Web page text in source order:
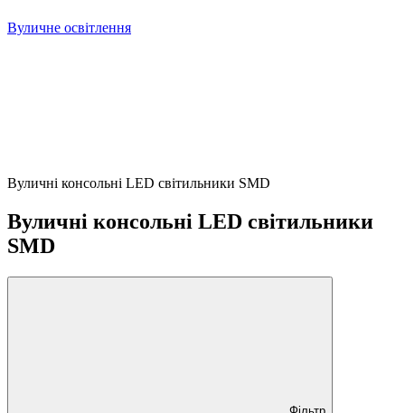
Вуличне освітлення
Вуличні консольні LED світильники SMD
Вуличні консольні LED світильники
SMD